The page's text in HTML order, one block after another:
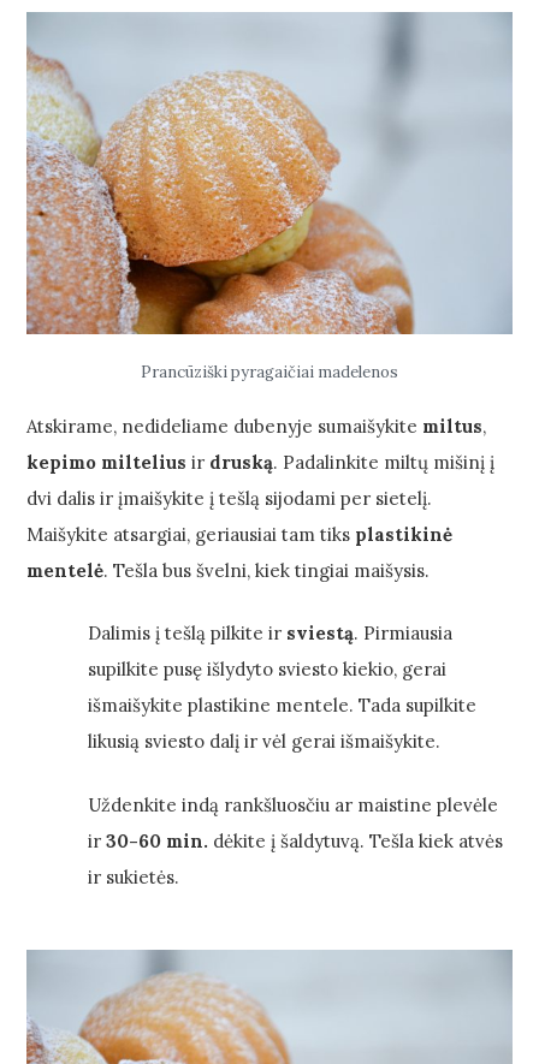
Prancūziški pyragaičiai madelenos
Atskirame, nedideliame dubenyje sumaišykite miltus,
kepimo miltelius ir druską. Padalinkite miltų mišinį į
dvi dalis ir įmaišykite į tešlą sijodami per sietelį.
Maišykite atsargiai, geriausiai tam tiks plastikinė
mentelė. Tešla bus švelni, kiek tingiai maišysis.
Dalimis į tešlą pilkite ir sviestą. Pirmiausia
supilkite pusę išlydyto sviesto kiekio, gerai
išmaišykite plastikine mentele. Tada supilkite
likusią sviesto dalį ir vėl gerai išmaišykite.
Uždenkite indą rankšluosčiu ar maistine plevėle
ir30-60 min. dėkite į šaldytuvą. Tešla kiek atvės
ir sukietės.